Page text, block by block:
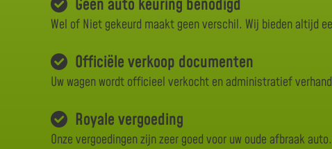
Geen auto keuring benodigd
Wel of Niet gekeurd maakt geen verschil. Wij bieden altijd
Officiële verkoop documenten
Uw wagen wordt officieel verkocht en administratief
Royale vergoeding
Onze vergoedingen zijn zeer goed voor uw oude afbraak auto.